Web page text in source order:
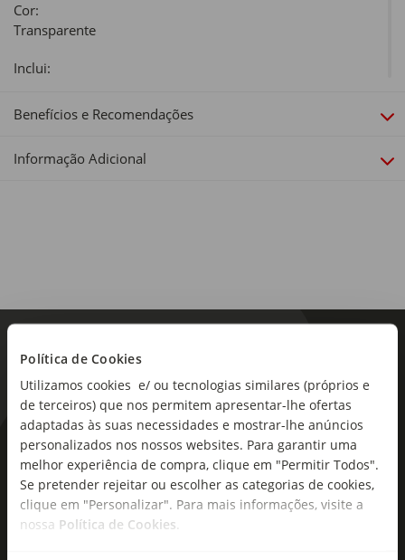
Política de Cookies
Utilizamos cookies e/ ou tecnologias similares (próprios e
de terceiros) que nos permitem apresentar-lhe ofertas
adaptadas às suas necessidades e mostrar-lhe anúncios
personalizados nos nossos websites. Para garantir uma
melhor experiência de compra, clique em "Permitir Todos".
Se pretender rejeitar ou escolher as categorias de cookies,
clique em "Personalizar". Para mais informações, visite a
nossa Política de Cookies
Cor:
Transparente
Inclui:
Delícia
Antiaderente:
Não
Sortido:
Não
Benefícios e Recomendações
Informação Adicional
As novidades mais frescas no
seu e-mail!
Subscreva e descubra campanhas exclusivas,